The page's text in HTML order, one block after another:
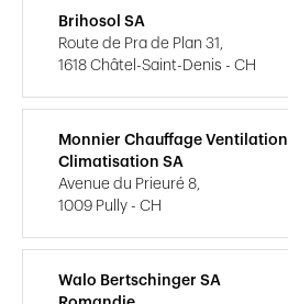
Brihosol SA
Route de Pra de Plan 31,
1618 Châtel-Saint-Denis - CH
Monnier Chauffage Ventilation
Climatisation SA
Avenue du Prieuré 8,
1009 Pully - CH
Walo Bertschinger SA